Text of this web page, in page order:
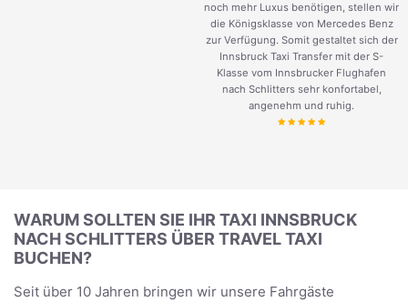
noch mehr Luxus benötigen, stellen wir
die Königsklasse von Mercedes Benz
zur Verfügung. Somit gestaltet sich der
Innsbruck Taxi Transfer mit der S-
Klasse vom Innsbrucker Flughafen
nach Schlitters sehr konfortabel,
angenehm und ruhig.
WARUM SOLLTEN SIE IHR TAXI INNSBRUCK
NACH SCHLITTERS ÜBER TRAVEL TAXI
BUCHEN?
Seit über 10 Jahren bringen wir unsere Fahrgäste